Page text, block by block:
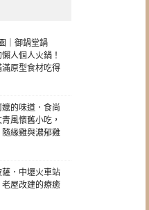
｜御鍋堂鍋
人個人火鍋！
原型食材吃得
的味道．食尚
風懷舊小吃，
緣雞與濃郁雞
．中壢火車站
屋改建的療癒